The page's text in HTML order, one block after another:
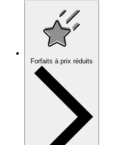
Forfaits à prix réduits